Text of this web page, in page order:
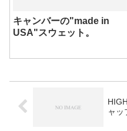
キャンバーの"made in
USA"スウェット。
ャッ